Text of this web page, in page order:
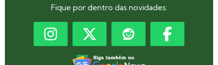
Fique por dentro das novidades: